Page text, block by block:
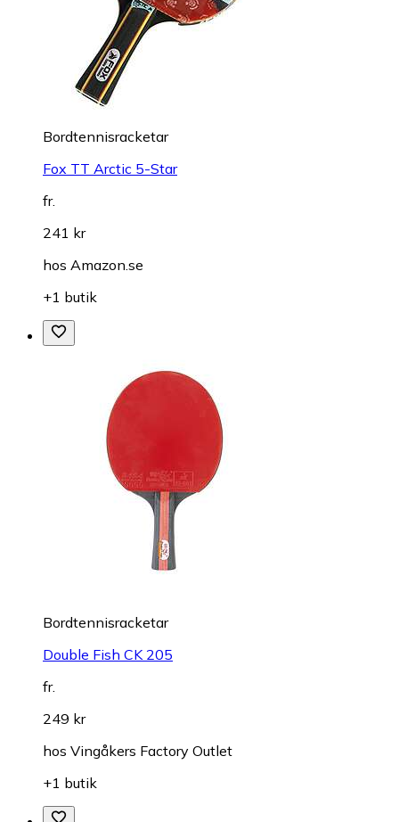
Bordtennisracketar
Fox TT Arctic 5-Star
fr.
241 kr
hos Amazon.se
+1 butik
Bordtennisracketar
Double Fish CK 205
fr.
249 kr
hos Vingåkers Factory Outlet
+1 butik